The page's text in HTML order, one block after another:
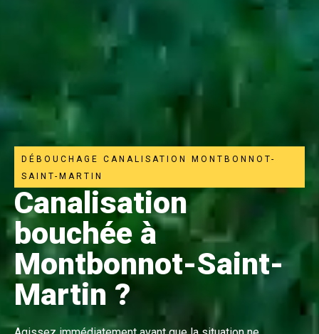
DÉBOUCHAGE CANALISATION MONTBONNOT-
SAINT-MARTIN
Canalisation
bouchée à
Montbonnot-Saint-
Martin ?